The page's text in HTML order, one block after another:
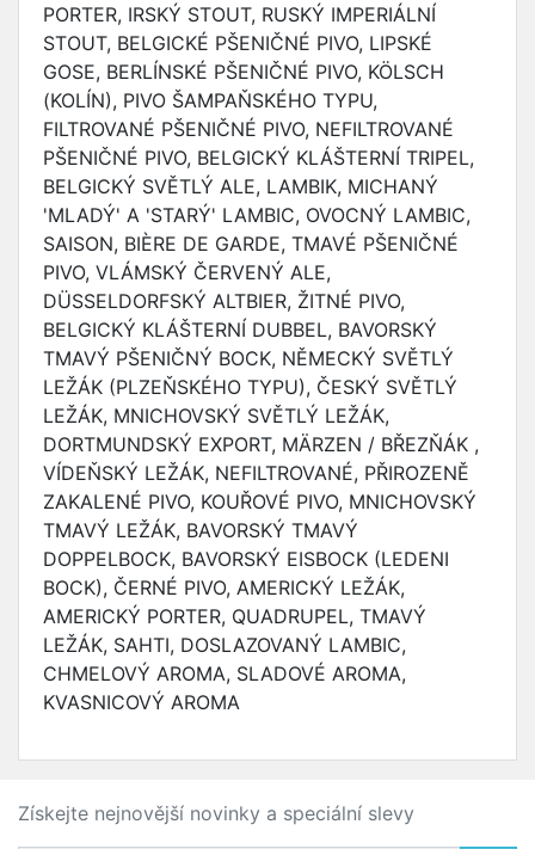
PORTER, IRSKÝ STOUT, RUSKÝ IMPERIÁLNÍ
STOUT, BELGICKÉ PŠENIČNÉ PIVO, LIPSKÉ
GOSE, BERLÍNSKÉ PŠENIČNÉ PIVO, KÖLSCH
(KOLÍN), PIVO ŠAMPAŇSKÉHO TYPU,
FILTROVANÉ PŠENIČNÉ PIVO, NEFILTROVANÉ
PŠENIČNÉ PIVO, BELGICKÝ KLÁŠTERNÍ TRIPEL,
BELGICKÝ SVĚTLÝ ALE, LAMBIK, MICHANÝ
'MLADÝ' A 'STARÝ' LAMBIC, OVOCNÝ LAMBIC,
SAISON, BIÈRE DE GARDE, TMAVÉ PŠENIČNÉ
PIVO, VLÁMSKÝ ČERVENÝ ALE,
DÜSSELDORFSKÝ ALTBIER, ŽITNÉ PIVO,
BELGICKÝ KLÁŠTERNÍ DUBBEL, BAVORSKÝ
TMAVÝ PŠENIČNÝ BOCK, NĚMECKÝ SVĚTLÝ
LEŽÁK (PLZEŇSKÉHO TYPU), ČESKÝ SVĚTLÝ
LEŽÁK, MNICHOVSKÝ SVĚTLÝ LEŽÁK,
DORTMUNDSKÝ EXPORT, MÄRZEN / BŘEZŇÁK ,
VÍDEŇSKÝ LEŽÁK, NEFILTROVANÉ, PŘIROZENĚ
ZAKALENÉ PIVO, KOUŘOVÉ PIVO, MNICHOVSKÝ
TMAVÝ LEŽÁK, BAVORSKÝ TMAVÝ
DOPPELBOCK, BAVORSKÝ EISBOCK (LEDENI
BOCK), ČERNÉ PIVO, AMERICKÝ LEŽÁK,
AMERICKÝ PORTER, QUADRUPEL, TMAVÝ
LEŽÁK, SAHTI, DOSLAZOVANÝ LAMBIC,
CHMELOVÝ AROMA, SLADOVÉ AROMA,
KVASNICOVÝ AROMA
Získejte nejnovější novinky a speciální slevy